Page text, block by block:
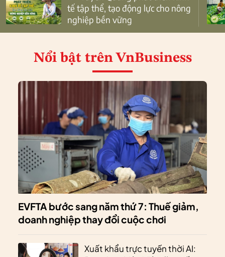
tế tập thể, tạo động lực cho nông
nghiệp bền vững
Nổi bật trên VnBusiness
EVFTA bước sang năm thứ 7: Thuế giảm,
doanh nghiệp thay đổi cuộc chơi
Xuất khẩu trực tuyến thời AI: